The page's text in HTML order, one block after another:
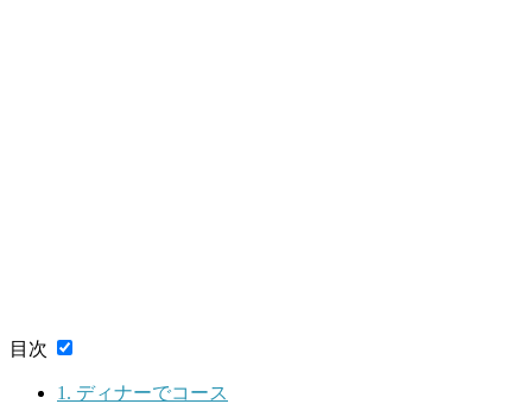
目次
1. ディナーでコース